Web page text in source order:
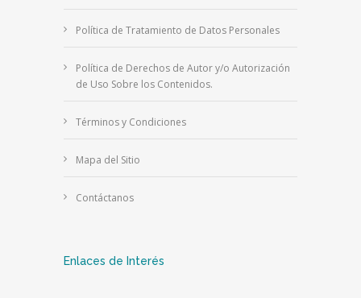
Política de Tratamiento de Datos Personales
Política de Derechos de Autor y/o Autorización
de Uso Sobre los Contenidos.
Términos y Condiciones
Mapa del Sitio
Contáctanos
Enlaces de Interés